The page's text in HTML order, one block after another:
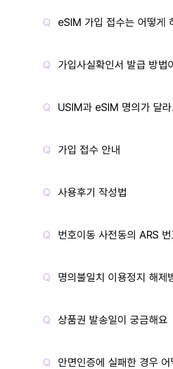
eSIM 가입 접수는 어떻게
가입사실확인서 발급 방법
USIM과 eSIM 명의가 달
가입 접수 안내
사용후기 작성법
번호이동 사전동의 ARS
명의불일치 이용정지 해제
상품권 발송일이 궁금해요
안면인증에 실패한 경우